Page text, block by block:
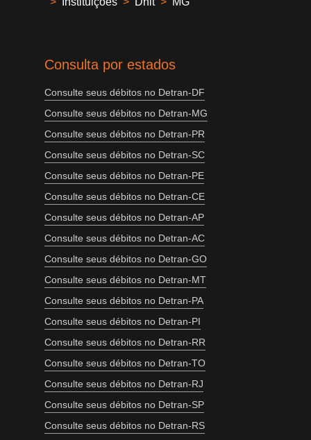
Consulta por estados
Consulte seus débitos no Detran-DF
Consulte seus débitos no Detran-MG
Consulte seus débitos no Detran-PR
Consulte seus débitos no Detran-SC
Consulte seus débitos no Detran-PE
Consulte seus débitos no Detran-CE
Consulte seus débitos no Detran-AP
Consulte seus débitos no Detran-AC
Consulte seus débitos no Detran-GO
Consulte seus débitos no Detran-MT
Consulte seus débitos no Detran-PA
Consulte seus débitos no Detran-PI
Consulte seus débitos no Detran-RR
Consulte seus débitos no Detran-TO
Consulte seus débitos no Detran-RJ
Consulte seus débitos no Detran-SP
Consulte seus débitos no Detran-RS